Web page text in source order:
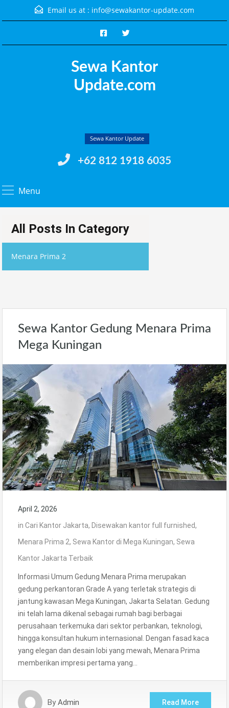
Email us at : info@sewakantor-update.com
Sewa Kantor
Update.com
Sewa Kantor Update
+62 812 1918 6035
Menu
All Posts In Category
Menara Prima 2
Sewa Kantor Gedung Menara Prima
Mega Kuningan
April 2, 2026
in Cari Kantor Jakarta, Disewakan kantor full furnished,
Menara Prima 2, Sewa Kantor di Mega Kuningan, Sewa
Kantor Jakarta Terbaik
Informasi Umum Gedung Menara Prima merupakan
gedung perkantoran Grade A yang terletak strategis di
jantung kawasan Mega Kuningan, Jakarta Selatan. Gedung
ini telah lama dikenal sebagai rumah bagi berbagai
perusahaan terkemuka dari sektor perbankan, teknologi,
hingga konsultan hukum internasional. Dengan fasad kaca
yang elegan dan desain lobi yang mewah, Menara Prima
memberikan impresi pertama yang…
By Admin Read More